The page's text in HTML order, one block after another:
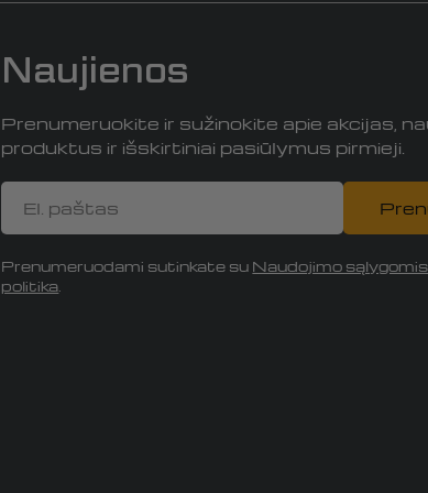
Naujienos
Prenumeruokite ir sužinokite apie akcijas,
produktus ir išskirtiniai pasiūlymus pirmieji.
El.
paštas
Prenumeruodami sutinkate su Naudojimo sąlygomis
politika